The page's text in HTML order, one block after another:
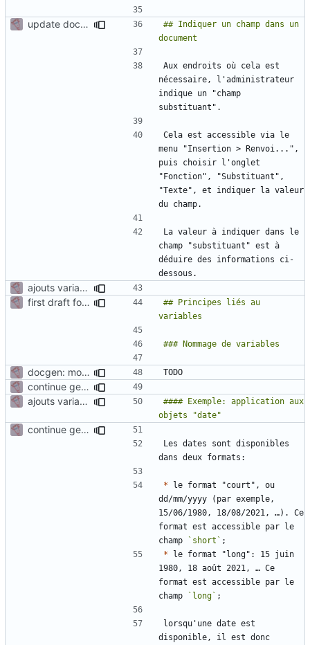
update documentation for docgen
## Indiquer un champ dans un
Aux endroits où cela est
nécessaire, l'administrateur
indique un "champ
Cela est accessible via le
menu "Insertion > Renvoi...",
puis choisir l'onglet
"Fonction", "Substituant",
"Texte", et indiquer la valeur
La valeur à indiquer dans le
champ "substituant" est à
déduire des informations ci-
ajouts variables suite réunion 22/09
first draft for admin manual - generation document
## Principes liés au
docgen: more explanations
continue gen doc documentation
ajouts variables suite réunion 22/09
#### Exemple: application aux
continue gen doc documentation
Les dates sont disponibles
* le format "court", ou
dd/mm/yyyy (par exemple,
15/06/1980, 18/08/2021, …). Ce
format est accessible par le
champ
`short`
* le format "long": 15 juin
1980, 18 août 2021, … Ce
format est accessible par le
champ
`long`
lorsqu'une date est
disponible, il est donc